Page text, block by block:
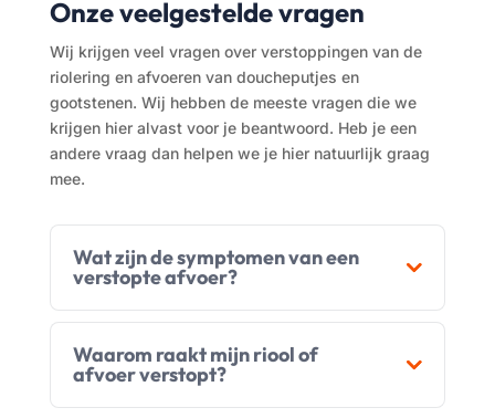
Onze veelgestelde vragen
Wij krijgen veel vragen over verstoppingen van de
riolering en afvoeren van doucheputjes en
gootstenen. Wij hebben de meeste vragen die we
krijgen hier alvast voor je beantwoord. Heb je een
andere vraag dan helpen we je hier natuurlijk graag
mee.
Wat zijn de symptomen van een
verstopte afvoer?
Waarom raakt mijn riool of
afvoer verstopt?